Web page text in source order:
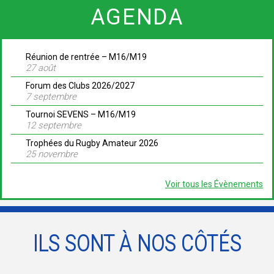
AGENDA
Réunion de rentrée – M16/M19
27 août
Forum des Clubs 2026/2027
7 septembre
Tournoi SEVENS – M16/M19
12 septembre
Trophées du Rugby Amateur 2026
25 novembre
Voir tous les Évènements
ILS SONT À NOS CÔTÉS